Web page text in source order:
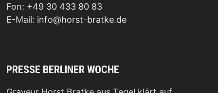
Fon: +49 30 433 80 83
E-Mail: info@horst-bratke.de
PRESSE BERLINER WOCHE